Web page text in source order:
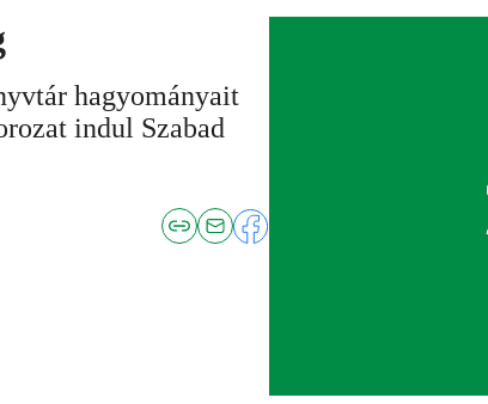
hagyományait
indul Szabad